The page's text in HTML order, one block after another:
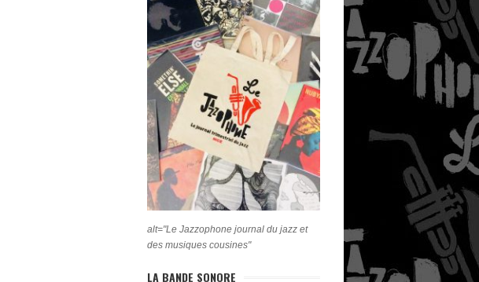
alt="Le Jazzophone journal du jazz et
des musiques cousines"
LA BANDE SONORE